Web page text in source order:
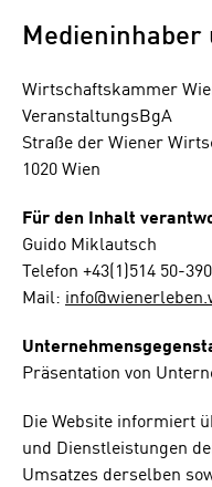
Medieninhaber
Wirtschaftskammer
VeranstaltungsBgA
Straße der Wiener
1020 Wien
Für den Inhalt
Guido Miklautsch
Telefon +43(1)514 50-
Mail:
Präsentation von
Die Website informiert
und Dienstleistungen
Umsatzes derselben